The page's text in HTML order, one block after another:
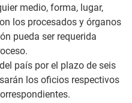
medio, forma, lugar,
los procesados y órganos
pueda ser requerida
país por el plazo de seis
los oficios respectivos